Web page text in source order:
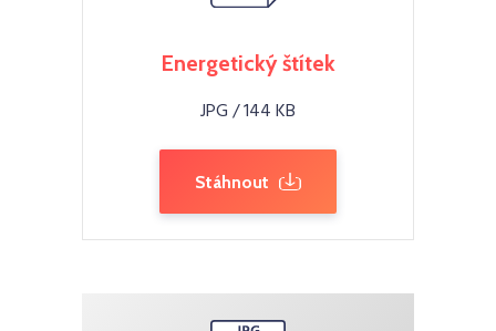
Energetický štítek
JPG / 144 KB
Stáhnout